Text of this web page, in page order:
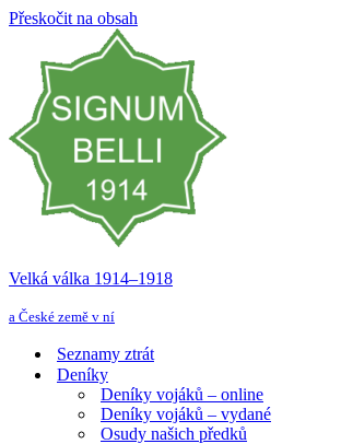
Přeskočit na obsah
Velká válka 1914–⁠⁠⁠⁠⁠⁠1918
a České země v ní
Seznamy ztrát
Deníky
Deníky vojáků – online
Deníky vojáků – vydané
Osudy našich předků